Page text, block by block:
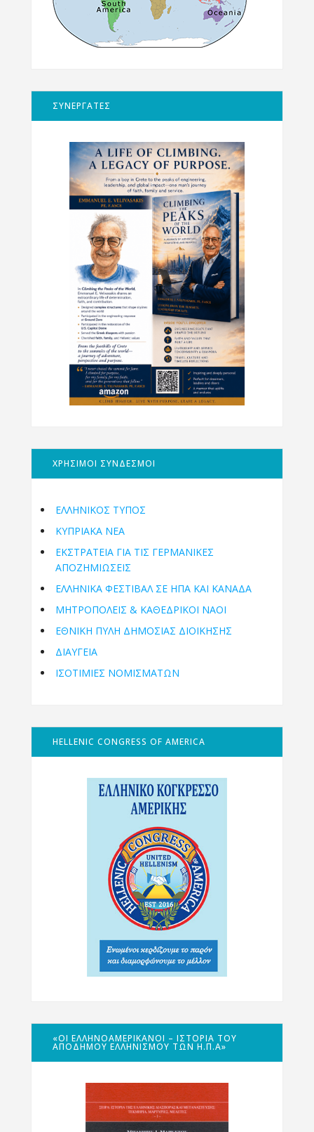
ΣΥΝΕΡΓΑΤΕΣ
ΧΡΗΣΙΜΟΙ ΣΥΝΔΕΣΜΟΙ
ΕΛΛΗΝΙΚΟΣ ΤΥΠΟΣ
ΚΥΠΡΙΑΚΑ ΝΕΑ
ΕΚΣΤΡΑΤΕΙΑ ΓΙΑ ΤΙΣ ΓΕΡΜΑΝΙΚΕΣ
ΑΠΟΖΗΜΙΩΣΕΙΣ
ΕΛΛΗΝΙΚΆ ΦΕΣΤΙΒΆΛ ΣΕ ΗΠΑ ΚΑΙ ΚΑΝΑΔΑ
ΜΗΤΡΟΠΌΛΕΙΣ & ΚΑΘΕΔΡΙΚΟΊ ΝΑΟΊ
ΕΘΝΙΚΉ ΠΎΛΗ ΔΗΜΌΣΙΑΣ ΔΙΟΊΚΗΣΗΣ
ΔΙΑΥΓΕΙΑ
ΙΣΟΤΙΜΙΕΣ ΝΟΜΙΣΜΑΤΩΝ
HELLENIC CONGRESS OF AMERICA
«ΟΙ ΕΛΛΗΝΟΑΜΕΡΙΚΑΝΟΊ – ΙΣΤΟΡΊΑ ΤΟΥ
ΑΠΌΔΗΜΟΥ ΕΛΛΗΝΙΣΜΟΎ ΤΩΝ Η.Π.Α»